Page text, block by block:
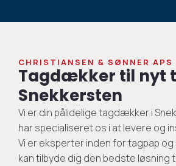
CHRISTIANSEN & SØNNER APS
Tagdækker til nyt
Snekkersten
Vi er din pålidelige tagdækker i
har specialiseret os i at levere og
Vi er eksperter inden for tagpap
kan tilbyde dig den bedste løsning